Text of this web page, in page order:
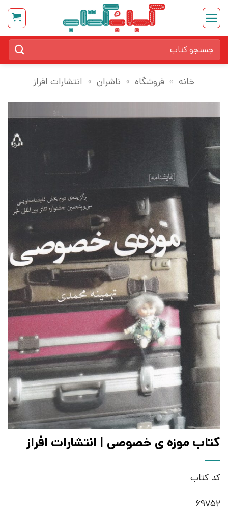
Skip
content
برای:
خانه » فروشگاه » ناشران » انتشارات افراز
کتاب موزه ی خصوصی | انتشارات افراز
کد کتاب
69752